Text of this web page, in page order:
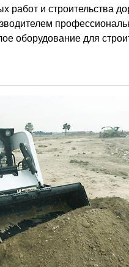
работ и строительства
оборудование для